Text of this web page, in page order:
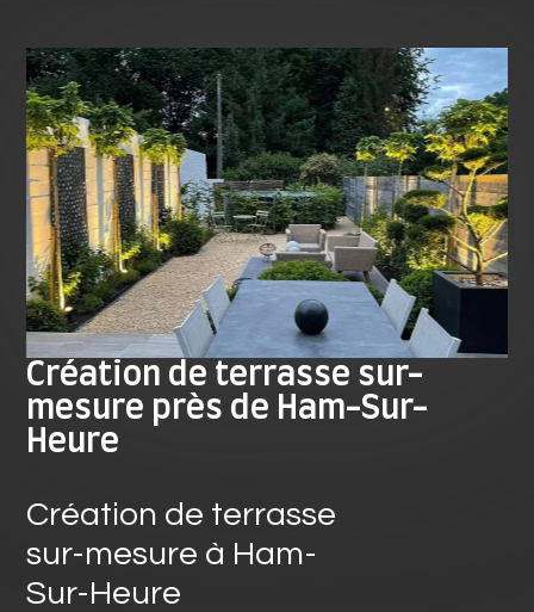
Création de terrasse sur-
mesure près de Ham-Sur-
Heure
Création de terrasse
sur-mesure à Ham-
Sur-Heure